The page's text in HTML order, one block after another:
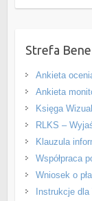
Strefa
Ankieta
Ankieta
Księga
RLKS –
Klauzula
Współpraca
Wniosek o
Instrukcje